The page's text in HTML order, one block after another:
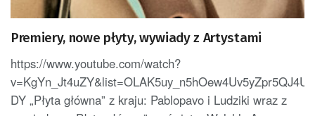
Premiery, nowe płyty, wywiady z Artystami
https://www.youtube.com/watch?
DY „Płyta główna” z kraju: Pablopavo i Ludziki wraz z